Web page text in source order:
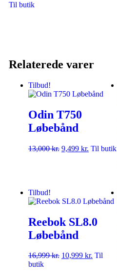
Til butik
Relaterede varer
Tilbud!
Odin T750
Løbebånd
13,000kr. 9,499 kr. Til butik
Tilbud!
Reebok SL8.0
Løbebånd
16,999kr. 10,999 kr. Til
butik